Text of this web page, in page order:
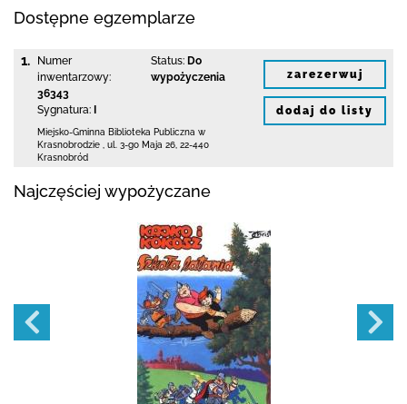
Dostępne egzemplarze
1.
Numer
inwentarzowy:
36343
Sygnatura:
Status: Do
wypożyczenia
Miejsko-Gminna Biblioteka Publiczna w
Krasnobrodzie
ul. 3-go Maja 26 22-440
Krasnobród
zarezerwuj
dodaj do listy
Najczęściej wypożyczane